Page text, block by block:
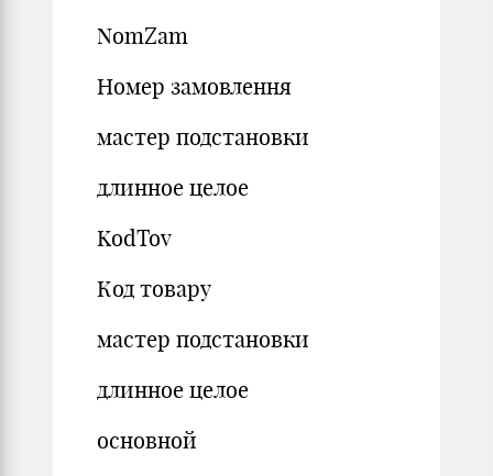
NomZam
Номер замовлення
мастер подстановки
длинное целое
KodTov
Код товару
мастер подстановки
длинное целое
основной